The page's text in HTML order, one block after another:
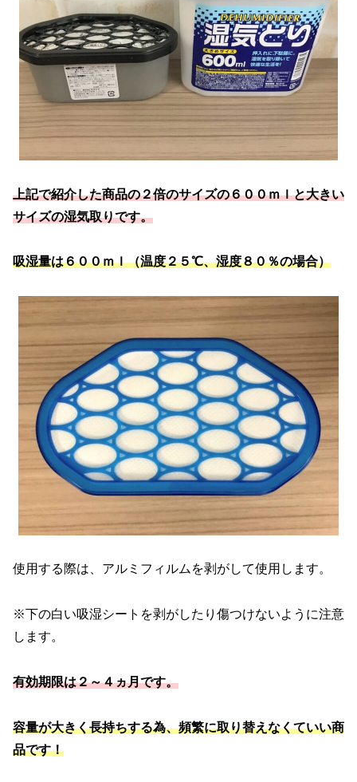
上記で紹介した商品の２倍のサイズの６００ｍｌと大きい
サイズの湿気取りです。
吸湿量は６００ｍｌ（温度２５℃、湿度８０％の場合）
使用する際は、アルミフィルムを剥がして使用します。
※下の白い吸湿シートを剥がしたり傷つけないように注意
します。
有効期限は２～４ヵ月です。
容量が大きく長持ちする為、頻繁に取り替えなくていい商
品です！